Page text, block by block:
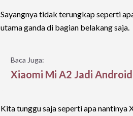
Sayangnya tidak terungkap seperti
utama ganda di bagian belakang saja.
Baca Juga:
Xiaomi Mi A2 Jadi
Kita tunggu saja seperti apa nantinya